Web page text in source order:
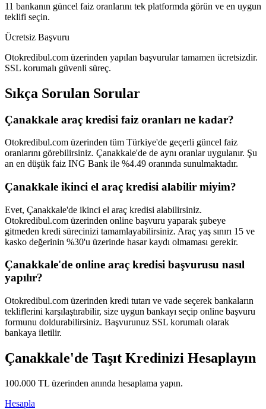
11 bankanın güncel faiz oranlarını tek platformda görün ve en uygun
teklifi seçin.
Ücretsiz Başvuru
Otokredibul.com üzerinden yapılan başvurular tamamen ücretsizdir.
SSL korumalı güvenli süreç.
Sıkça Sorulan Sorular
Çanakkale araç kredisi faiz oranları ne kadar?
Otokredibul.com üzerinden tüm Türkiye'de geçerli güncel faiz
oranlarını görebilirsiniz. Çanakkale'de de aynı oranlar uygulanır. Şu
an en düşük faiz ING Bank ile %4.49 oranında sunulmaktadır.
Çanakkale ikinci el araç kredisi alabilir miyim?
Evet, Çanakkale'de ikinci el araç kredisi alabilirsiniz.
Otokredibul.com üzerinden online başvuru yaparak şubeye
gitmeden kredi sürecinizi tamamlayabilirsiniz. Araç yaş sınırı 15 ve
kasko değerinin %30'u üzerinde hasar kaydı olmaması gerekir.
Çanakkale'de online araç kredisi başvurusu nasıl
yapılır?
Otokredibul.com üzerinden kredi tutarı ve vade seçerek bankaların
tekliflerini karşılaştırabilir, size uygun bankayı seçip online başvuru
formunu doldurabilirsiniz. Başvurunuz SSL korumalı olarak
bankaya iletilir.
Çanakkale'de Taşıt Kredinizi Hesaplayın
100.000 TL üzerinden anında hesaplama yapın.
Hesapla